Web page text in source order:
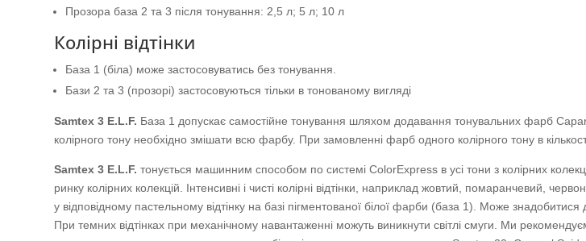
Прозора база 2 та 3 після тонування: 2,5 л; 5 л; 10 л
Колірні відтінки
База 1 (біла) може застосовуватись без тонування.
Бази 2 та 3 (прозорі) застосовуються тільки в тонованому вигляді
Samtex 3 E.L.F. База 1 допускає самостійне тонування шляхом додавання тонувальних фарб
колірного тону необхідно змішати всю фарбу. При замовленні фарб одного колірного тону в
Samtex 3 E.L.F. тонується машинним способом по системі ColorExpress в усі тони з колірних
ринку колірних колекцій. Інтенсивні і чисті колірні відтінки, наприклад жовтий, помаранчевий,
у відповідному пастельному відтінку на базі пігментованої білoї фарби (база 1). Може знадобитися
При темних відтінках при механічному навантаженні можуть виникнути світлі смуги. Ми